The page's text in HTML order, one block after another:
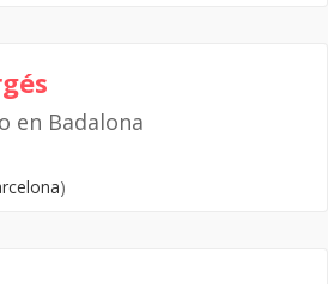
en Badalona
)